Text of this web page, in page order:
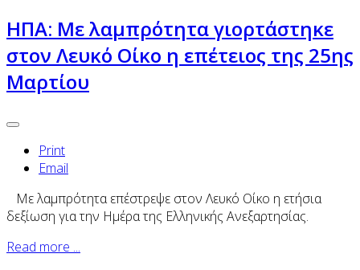
ΗΠΑ: Με λαμπρότητα γιορτάστηκε
στον Λευκό Οίκο η επέτειος της 25ης
Μαρτίου
Print
Email
Με λαμπρότητα επέστρεψε στον Λευκό Οίκο η ετήσια
δεξίωση για την Ημέρα της Ελληνικής Ανεξαρτησίας.
Read more ...